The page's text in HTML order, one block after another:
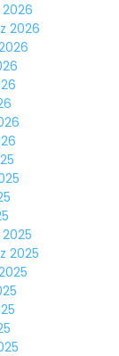
2026
2025